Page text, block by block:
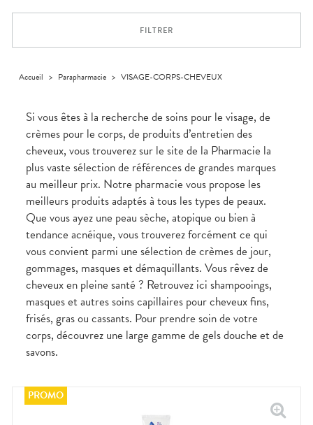
médicaux
Visage
APPLICATION
FILTRER
Accueil > Parapharmacie > VISAGE-CORPS-CHEVEUX
Si vous êtes à la recherche de soins pour le visage, de
crèmes pour le corps, de produits d’entretien des
cheveux, vous trouverez sur le site de la Pharmacie la
plus vaste sélection de références de grandes marques
au meilleur prix. Notre pharmacie vous propose les
meilleurs produits adaptés à tous les types de peaux.
Que vous ayez une peau sèche, atopique ou bien à
tendance acnéique, vous trouverez forcément ce qui
vous convient parmi une sélection de crèmes de jour,
gommages, masques et démaquillants. Vous rêvez de
cheveux en pleine santé ? Retrouvez ici shampooings,
masques et autres soins capillaires pour cheveux fins,
frisés, gras ou cassants. Pour prendre soin de votre
corps, découvrez une large gamme de gels douche et de
savons.